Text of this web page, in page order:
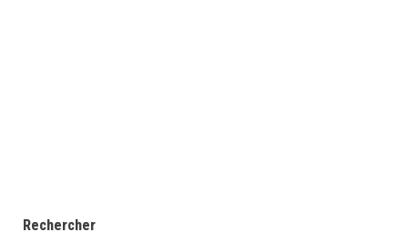
Rechercher